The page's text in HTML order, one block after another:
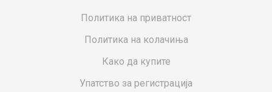
Политика на приватност
Политика на колачиња
Како да купите
Упатство за регистрација